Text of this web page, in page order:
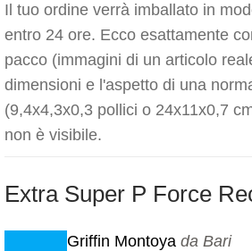
Il tuo ordine verrà imballato in
entro 24 ore. Ecco esattamente
pacco (immagini di un articolo
dimensioni e l'aspetto di una
(9,4x4,3x0,3 pollici o 24x11x0,7
non è visibile.
Extra Super P Force
Griffin Montoya da Bari